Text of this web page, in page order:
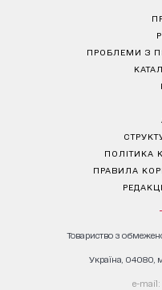
ПРОБЛЕМИ З
ПОЛІТИКА
ПРАВИЛА
Товариство з
Україна, 04080,
е-mail: